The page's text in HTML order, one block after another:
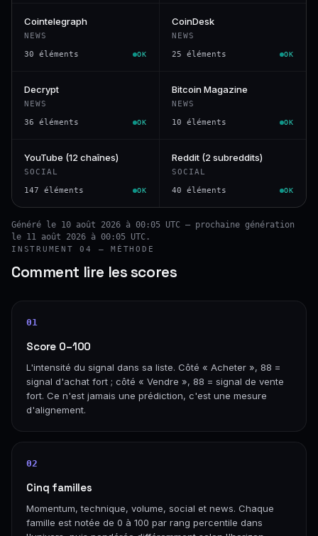
Cointelegraph
NEWS
30 éléments OK
CoinDesk
NEWS
25 éléments OK
Decrypt
NEWS
36 éléments OK
Bitcoin Magazine
NEWS
10 éléments OK
YouTube (12 chaînes)
SOCIAL
147 éléments OK
Reddit (2 subreddits)
SOCIAL
40 éléments OK
Généré le 10 août 2026 à 00:05 UTC — prochaine génération
le 11 août 2026 à 00:05 UTC.
INSTRUMENT 04 — MÉTHODE
Comment lire les scores
01
Score 0–100
L'intensité du signal dans sa liste. Côté « Acheter », 88 =
signal d'achat fort ; côté « Vendre », 88 = signal de vente
fort. Ce n'est jamais une prédiction, c'est une mesure
d'alignement.
02
Cinq familles
Momentum, technique, volume, social et news. Chaque
famille est notée de 0 à 100 par rang percentile dans